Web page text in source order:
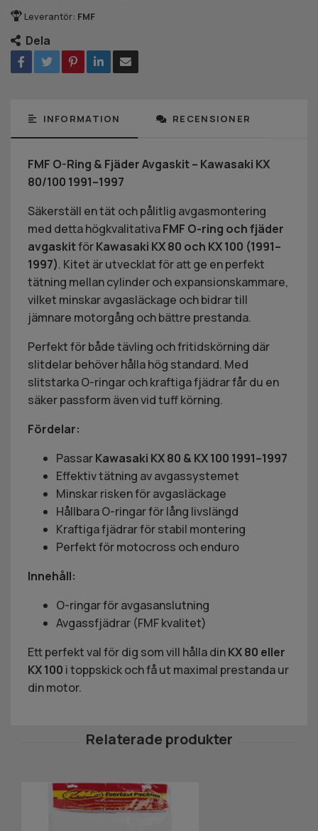
Leverantör: FMF
Dela
INFORMATION RECENSIONER
FMF O-Ring & Fjäder Avgaskit – Kawasaki KX
80/100 1991–1997
Säkerställ en tät och pålitlig avgasmontering
med detta högkvalitativaFMF O-ring och fjäder
avgaskitförKawasaki KX 80 och KX 100 (1991–
1997). Kitet är utvecklat för att ge en perfekt
tätning mellan cylinder och expansionskammare,
vilket minskar avgasläckage och bidrar till
jämnare motorgång och bättre prestanda.
Perfekt för både tävling och fritidskörning där
slitdelar behöver hålla hög standard. Med
slitstarka O-ringar och kraftiga fjädrar får du en
säker passform även vid tuff körning.
Fördelar:
PassarKawasaki KX 80 & KX 100 1991–1997
Effektiv tätning av avgassystemet
Minskar risken för avgasläckage
Hållbara O-ringar för lång livslängd
Kraftiga fjädrar för stabil montering
Perfekt för motocross och enduro
Innehåll:
O-ringar för avgasanslutning
Avgassfjädrar (FMF kvalitet)
Ett perfekt val för dig som vill hålla dinKX 80 eller
KX 100 i toppskick och få ut maximal prestanda ur
din motor.